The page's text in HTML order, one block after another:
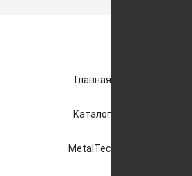
Главная
Каталог
MetalTec